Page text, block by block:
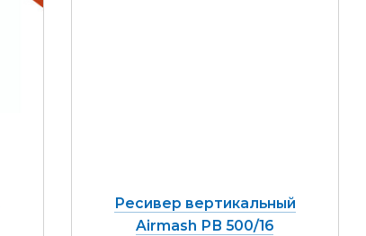
Ресивер вертикальный
Airmash РВ 500/16